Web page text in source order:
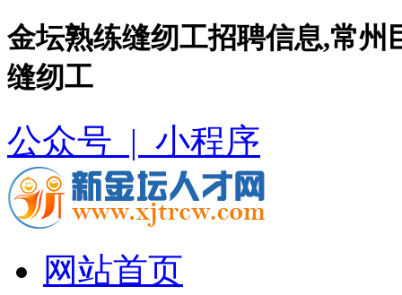
金坛熟练缝纫工招聘信息,常
缝纫工
公众号 | 小程序
网站首页